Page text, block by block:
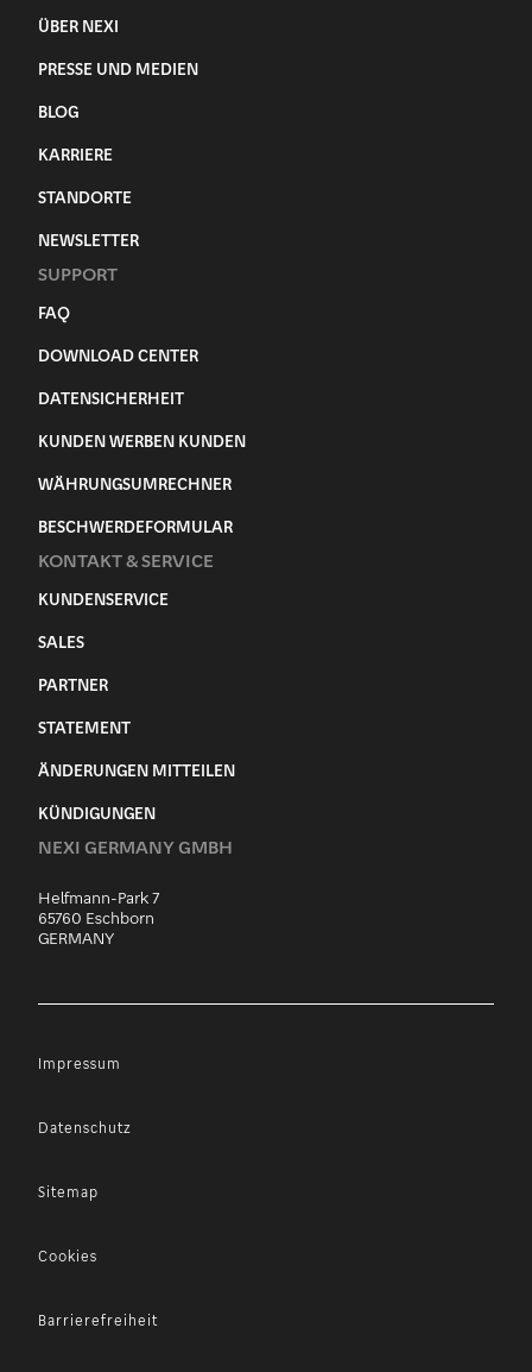
ÜBER NEXI
PRESSE UND MEDIEN
BLOG
KARRIERE
STANDORTE
NEWSLETTER
SUPPORT
FAQ
DOWNLOAD CENTER
DATENSICHERHEIT
KUNDEN WERBEN KUNDEN
WÄHRUNGSUMRECHNER
BESCHWERDEFORMULAR
KONTAKT & SERVICE
KUNDENSERVICE
SALES
PARTNER
STATEMENT
ÄNDERUNGEN MITTEILEN
KÜNDIGUNGEN
NEXI GERMANY GMBH
Helfmann-Park 7
65760 Eschborn
GERMANY
Impressum
Datenschutz
Sitemap
Cookies
Barrierefreiheit